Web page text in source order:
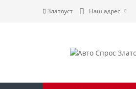
Златоуст Наш адрес